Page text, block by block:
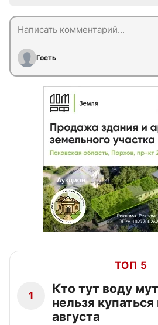
Гость
ТОП 5
1
Кто тут воду
нельзя
августа